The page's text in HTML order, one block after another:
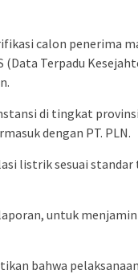
calon penerima
(Data Terpadu
di tingkat
dengan PT. PLN.
listrik sesuai standar
untuk
bahwa